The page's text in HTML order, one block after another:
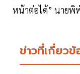
หน้าต่อได้” นายพิ
ข่าวที่เกี่ยว